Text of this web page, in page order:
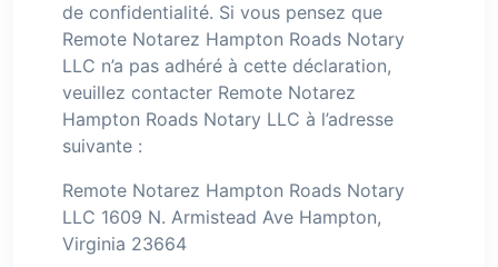
de confidentialité. Si vous pensez que
Remote Notarez Hampton Roads Notary
LLC n’a pas adhéré à cette déclaration,
veuillez contacter Remote Notarez
Hampton Roads Notary LLC à l’adresse
suivante :
Remote Notarez Hampton Roads Notary
LLC 1609 N. Armistead Ave Hampton,
Virginia 23664